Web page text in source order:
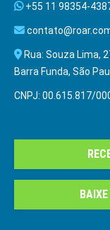
+55 11 98354-
Rua: Souza Lima,
Barra Funda, São
CNPJ: 00.615.817/